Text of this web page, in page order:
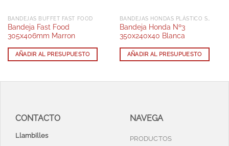
BANDEJAS BUFFET FAST FOOD
Bandeja Fast Food
305x406mm Marron
AÑADIR AL PRESUPUESTO
Bandeja Honda Nº3
350x240x40 Blanca
AÑADIR AL PRESUPUESTO
CONTACTO
Llambilles
NAVEGA
PRODUCTOS